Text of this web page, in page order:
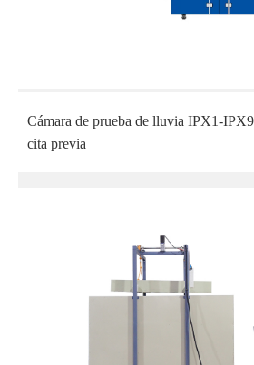
Cámara de prueba de lluvia IPX1-
cita previa